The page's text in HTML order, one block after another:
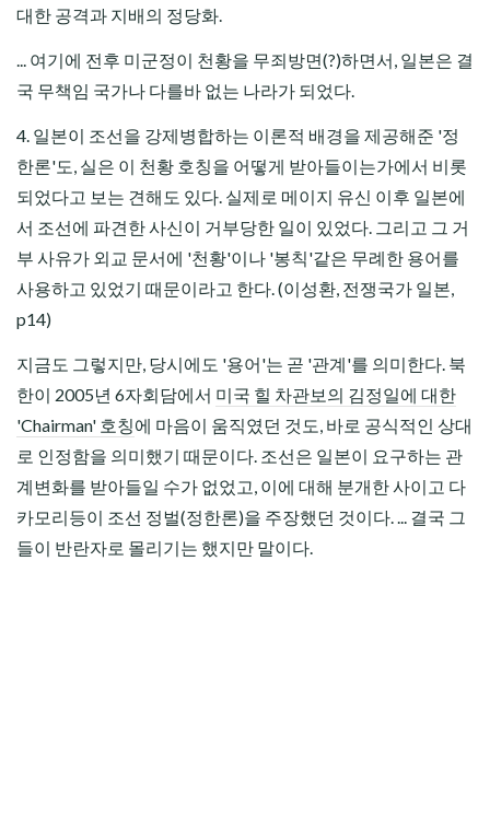
대한 공격과 지배의 정당화.
... 여기에 전후 미군정이 천황을 무죄방면(?)하면서, 일본은 결
국 무책임 국가나 다를바 없는 나라가 되었다.
4. 일본이 조선을 강제병합하는 이론적 배경을 제공해준 '정
한론'도, 실은 이 천황 호칭을 어떻게 받아들이는가에서 비롯
되었다고 보는 견해도 있다. 실제로 메이지 유신 이후 일본에
서 조선에 파견한 사신이 거부당한 일이 있었다. 그리고 그 거
부 사유가 외교 문서에 '천황'이나 '봉칙'같은 무례한 용어를
사용하고 있었기 때문이라고 한다. (이성환, 전쟁국가 일본,
p14)
지금도 그렇지만, 당시에도 '용어'는 곧 '관계'를 의미한다. 북
한이 2005년 6자회담에서 미국 힐 차관보의 김정일에 대한
'Chairman' 호칭에 마음이 움직였던 것도, 바로 공식적인 상대
로 인정함을 의미했기 때문이다. 조선은 일본이 요구하는 관
계변화를 받아들일 수가 없었고, 이에 대해 분개한 사이고 다
카모리등이 조선 정벌(정한론)을 주장했던 것이다. ... 결국 그
들이 반란자로 몰리기는 했지만 말이다.